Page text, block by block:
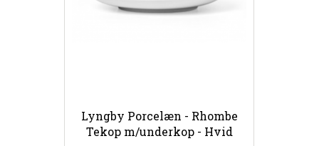
Lyngby Porcelæn - Rhombe
Tekop m/underkop - Hvid